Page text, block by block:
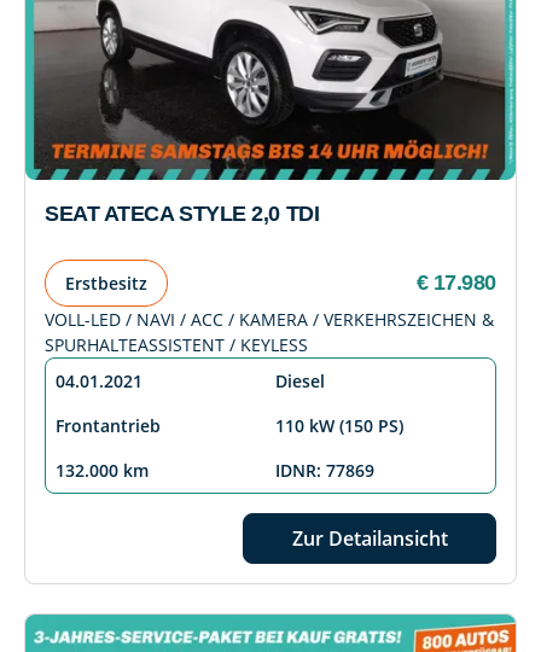
SEAT ATECA STYLE 2,0 TDI
Erstbesitz € 17.980
VOLL-LED / NAVI / ACC / KAMERA / VERKEHRSZEICHEN &
SPURHALTEASSISTENT / KEYLESS
04.01.2021
Diesel
Frontantrieb
110 kW (150 PS)
132.000 km
IDNR: 77869
Zur Detailansicht